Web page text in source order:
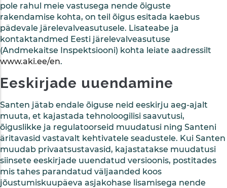
pole rahul meie vastusega nende õiguste
rakendamise kohta, on teil õigus esitada kaebus
pädevale järelevalveasutusele. Lisateabe ja
kontaktandmed Eesti järelevalveasutuse
(Andmekaitse Inspektsiooni) kohta leiate aadressilt
www.aki.ee/en.
Eeskirjade uuendamine
Santen jätab endale õiguse neid eeskirju aeg-ajalt
muuta, et kajastada tehnoloogilisi saavutusi,
õiguslikke ja regulatoorseid muudatusi ning Santeni
äritavasid vastavalt kehtivatele seadustele. Kui Santen
muudab privaatsustavasid, kajastatakse muudatusi
siinsete eeskirjade uuendatud versioonis, postitades
mis tahes parandatud väljaanded koos
jõustumiskuupäeva asjakohase lisamisega nende